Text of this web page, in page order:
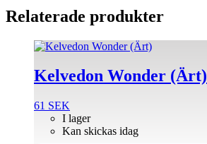
Relaterade produkter
Kelvedon Wonder (Ärt)
61 SEK
I lager
Kan skickas idag